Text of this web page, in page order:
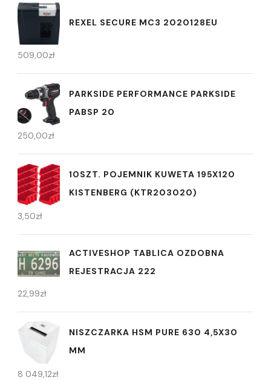
REXEL SECURE MC3 2020128EU
509,00zł
PARKSIDE PERFORMANCE PARKSIDE
PABSP 20
250,00zł
10SZT. POJEMNIK KUWETA 195X120
KISTENBERG (KTR203020)
3,50zł
ACTIVESHOP TABLICA OZDOBNA
REJESTRACJA 222
22,99zł
NISZCZARKA HSM PURE 630 4,5X30
MM
8 049,12zł